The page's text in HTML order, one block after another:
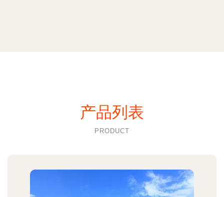
产品列表
PRODUCT